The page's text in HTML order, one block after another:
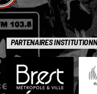
PARTENAIRES